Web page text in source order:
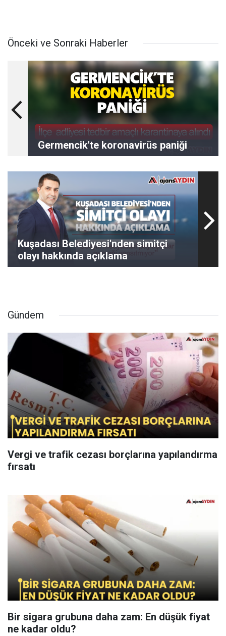
Önceki ve Sonraki Haberler
Germencik'te koronavirüs paniği
Kuşadası Belediyesi'nden simitçi
olayı hakkında açıklama
Gündem
Vergi ve trafik cezası borçlarına yapılandırma
fırsatı
Bir sigara grubuna daha zam: En düşük fiyat
ne kadar oldu?